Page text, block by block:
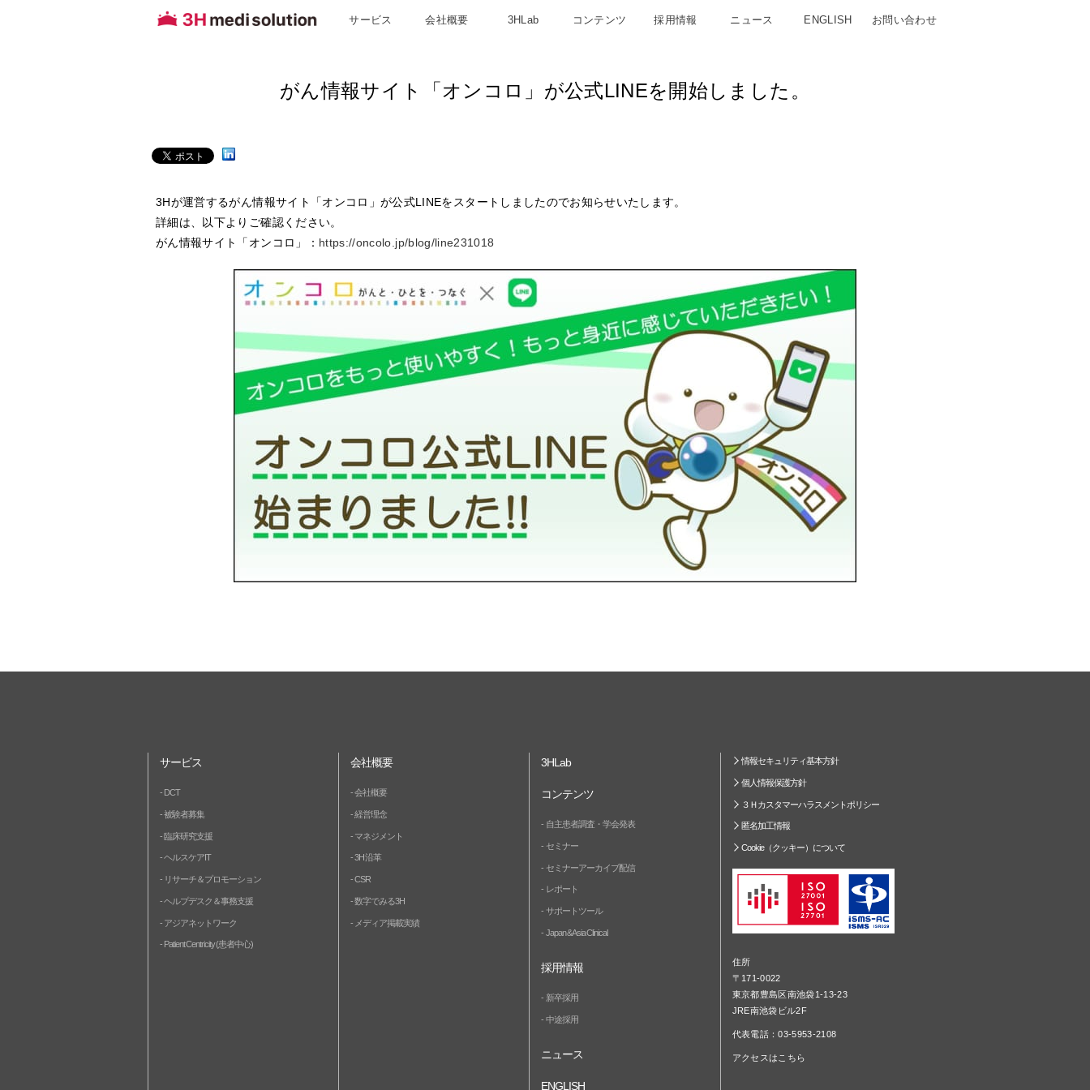
サービス 会社概要 3HLab コンテンツ 採用情報 ニュース ENGLISH お問い合わせ
がん情報サイト「オンコロ」が公式LINEを開始しました。
3Hが運営するがん情報サイト「オンコロ」が公式LINEをスタートしましたのでお知らせいたします。
詳細は、以下よりご確認ください。
がん情報サイト「オンコロ」： https://oncolo.jp/blog/line231018
サービス
DCT
被験者募集
臨床研究支援
ヘルスケアIT
リサーチ＆プロモーション
ヘルプデスク＆事務支援
アジアネットワーク
Patient Centricity (患者中心)
会社概要
会社概要
経営理念
マネジメント
3H 沿革
CSR
数字でみる3H
メディア掲載実績
3HLab
コンテンツ
自主患者調査・学会発表
セミナー
セミナーアーカイブ配信
レポート
サポートツール
Japan & Asia Clinical
採用情報
新卒採用
中途採用
ニュース
ENGLISH
情報セキュリティ基本方針
個人情報保護方針
３Ｈカスタマーハラスメントポリシー
匿名加工情報
Cookie（クッキー）について
住所
〒171-0022
東京都豊島区南池袋1-13-23
JRE南池袋ビル2F
代表電話：03-5953-2108
アクセスはこちら